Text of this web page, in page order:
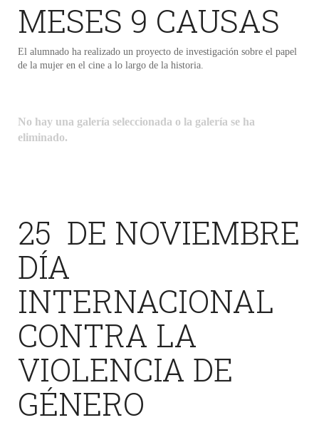
MESES 9 CAUSAS
El alumnado ha realizado un proyecto de investigación sobre el papel
de la mujer en el cine a lo largo de la historia.
No hay una galería seleccionada o la galería se ha
eliminado.
25 DE NOVIEMBRE
DÍA
INTERNACIONAL
CONTRA LA
VIOLENCIA DE
GÉNERO